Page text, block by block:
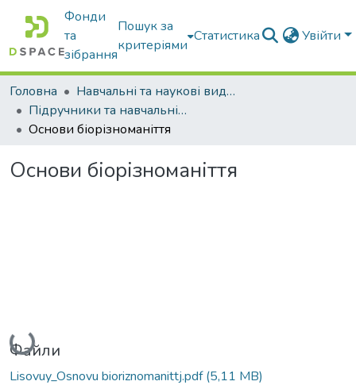
Фонди
та
зібрання
Пошук за
критеріями
Статистика Увійти
Головна
Навчальні та наукові видання
Підручники та навчальні посібники
Основи біорізноманіття
Основи біорізноманіття
Вантажиться...
Файли
Lisovuy_Osnovu bioriznomanittj.pdf(5,11 MB)